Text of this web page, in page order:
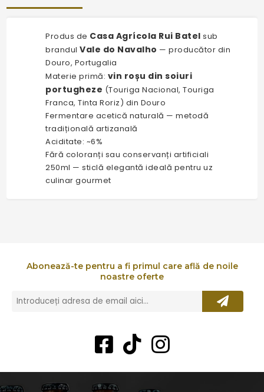
Produs de Casa Agrícola Rui Batel sub
brandulVale do Navalho — producător din
Douro, Portugalia
Materie primă: vin roșu din soiuri
portugheze (Touriga Nacional, Touriga
Franca, Tinta Roriz) din Douro
Fermentare acetică naturală — metodă
tradițională artizanală
Aciditate: ~6%
Fără coloranți sau conservanți artificiali
250ml — sticlă elegantă ideală pentru uz
culinar gourmet
Abonează-te pentru a fi primul care află de noile
noastre oferte